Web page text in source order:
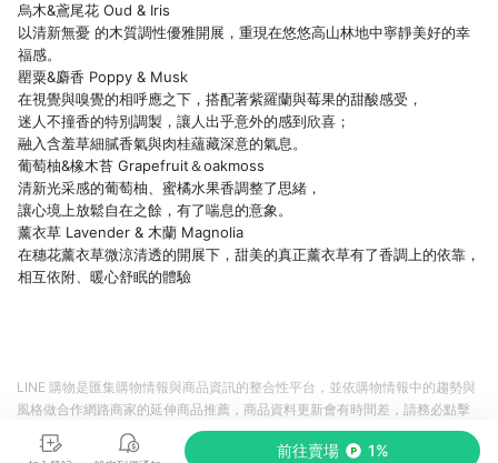
烏⽊&鳶尾花 Oud & Iris
以清新無憂 的⽊質調性優雅開展，重現在悠悠⾼⼭林地中寧靜美好的幸
福感。
罌粟&麝香 Poppy & Musk
在視覺與嗅覺的相呼應之下，搭配著紫羅蘭與莓果的甜酸感受，
迷⼈不撞香的特別調製，讓⼈出乎意外的感到欣喜；
融入含羞草細膩香氣與⾁桂蘊藏深意的氣息。
葡萄柚&橡⽊苔 Grapefruit＆oakmoss
清新光采感的葡萄柚、蜜橘⽔果香調整了思緒，
讓⼼境上放鬆⾃在之餘，有了喘息的意象。
薰衣草 Lavender & 木蘭 Magnolia
在穗花薰衣草微涼清透的開展下，甜美的真正薰衣草有了香調上的依靠，
相互依附、暖心舒眠的體驗
前往賣場 1%
LINE 購物是匯集購物情報與商品資訊的整合性平台，並依購物情報中的趨勢與
風格做合作網路商家的延伸商品推薦，商品資料更新會有時間差，請務必點擊
商品至各合作網路商家，確認現售價與購物條件，一切資訊以合作廠商網頁為
準。